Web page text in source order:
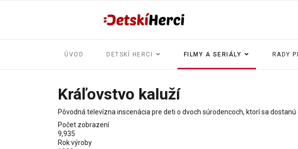
ÚVOD DETSKÍ HERCI FILMY A SERIÁLY RADY
Kráľovstvo kaluží
Pôvodná televízna inscenácia pre deti o dvoch súrodencoch, ktorí sa
Počet zobrazení
9,935
Rok výroby